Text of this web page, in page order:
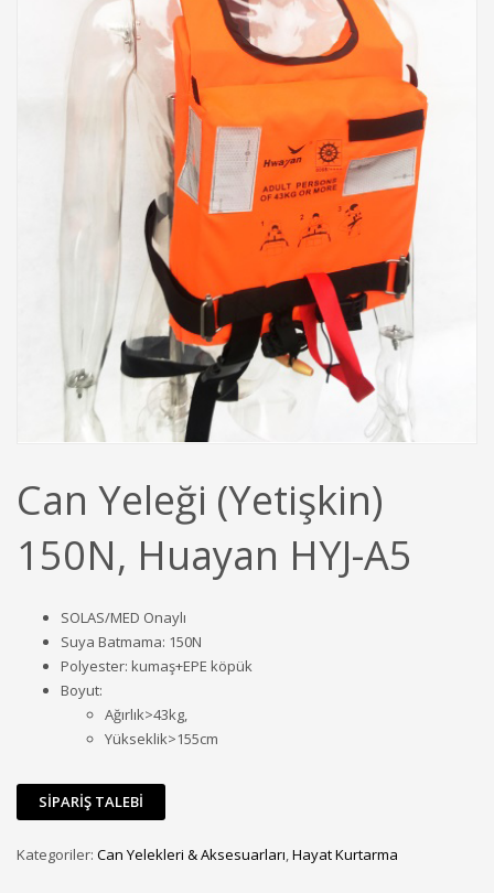
Can Yeleği (Yetişkin)
150N, Huayan HYJ-A5
SOLAS/MED Onaylı
Suya Batmama: 150N
Polyester: kumaş+EPE köpük
Boyut:
Ağırlık>43kg,
Yükseklik>155cm
Kategoriler: Can Yelekleri & Aksesuarları,Hayat Kurtarma